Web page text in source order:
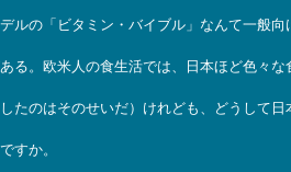
ルの「ビタミン・バイブル」なんて一般向
る。欧米人の食生活では、日本ほど色々な
たのはそのせいだ）けれども、どうして
すか。